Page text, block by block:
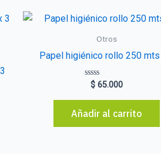
Otros
Papel higiénico rollo 250
Valorado
con
0
5
$ 65.000
Añadir al carrito